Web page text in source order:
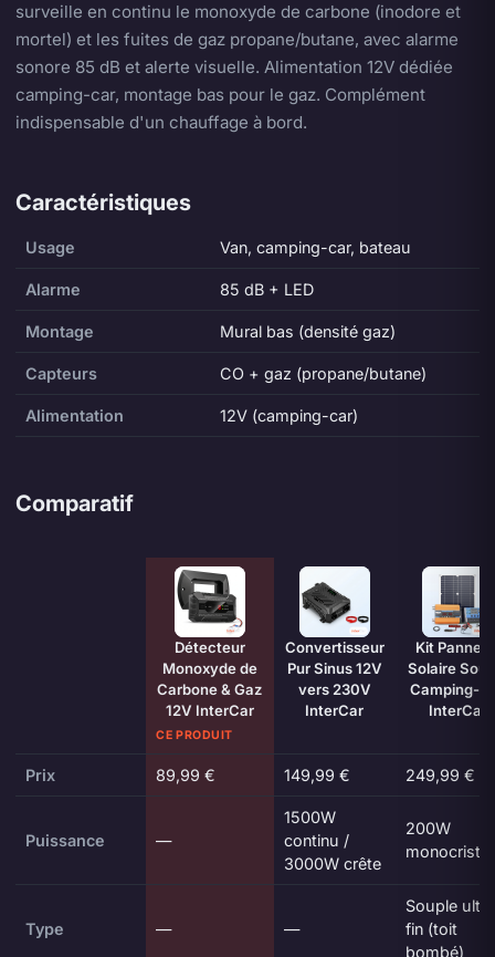
surveille en continu le monoxyde de carbone (inodore et
mortel) et les fuites de gaz propane/butane, avec alarme
sonore 85 dB et alerte visuelle. Alimentation 12V dédiée
camping-car, montage bas pour le gaz. Complément
indispensable d'un chauffage à bord.
Caractéristiques
Usage Van, camping-car, bateau
Alarme 85 dB + LED
Montage Mural bas (densité gaz)
Capteurs CO + gaz (propane/butane)
Alimentation 12V (camping-car)
Comparatif
Détecteur
Monoxyde de
Carbone & Gaz
12V InterCar
CE PRODUIT
Convertisseur
Pur Sinus 12V
vers 230V
InterCar
Kit
Solaire
Camping-
InterCar
Prix 89,99 € 149,99 € 249,99 €
Puissance —
1500W
continu /
3000W crête
200W
Type — —
Souple
fin (toit
bombé)